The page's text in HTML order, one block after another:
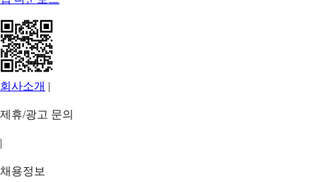
회사소개 |
제휴/광고 문의
|
채용정보